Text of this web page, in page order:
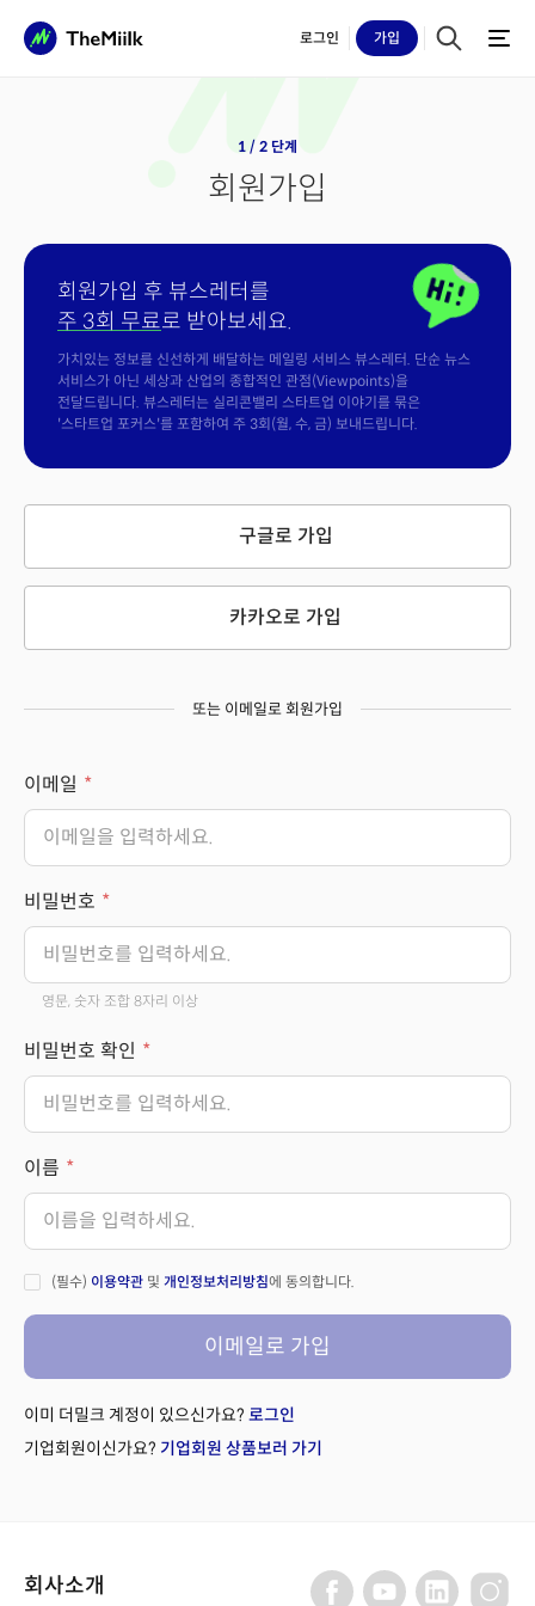
로그인 가입
1 / 2 단계
회원가입
회원가입 후 뷰스레터를
주 3회 무료로 받아보세요.
가치있는 정보를 신선하게 배달하는 메일링 서비스 뷰스레터. 단순 뉴스
서비스가 아닌 세상과 산업의 종합적인 관점(Viewpoints)을
전달드립니다. 뷰스레터는 실리콘밸리 스타트업 이야기를 묶은
'스타트업 포커스'를 포함하여 주 3회(월, 수, 금) 보내드립니다.
구글로 가입
카카오로 가입
또는 이메일로 회원가입
이메일
비밀번호
영문, 숫자 조합 8자리 이상
비밀번호 확인
이름
(필수) 이용약관 및 개인정보처리방침에 동의합니다.
이메일로 가입
이미 더밀크 계정이 있으신가요? 로그인
기업회원이신가요? 기업회원 상품보러 가기
회사소개